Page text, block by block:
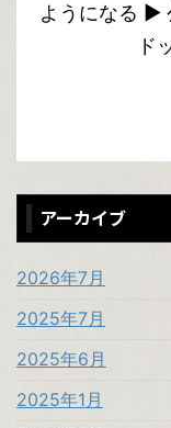
ようになる ▶︎
ド
アーカイブ
2026年7月
2025年7月
2025年6月
2025年1月